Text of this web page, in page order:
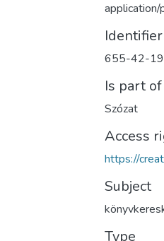
application/
Identifier
655-42-
Is part of
Szózat
Access
https://
Subject
Type